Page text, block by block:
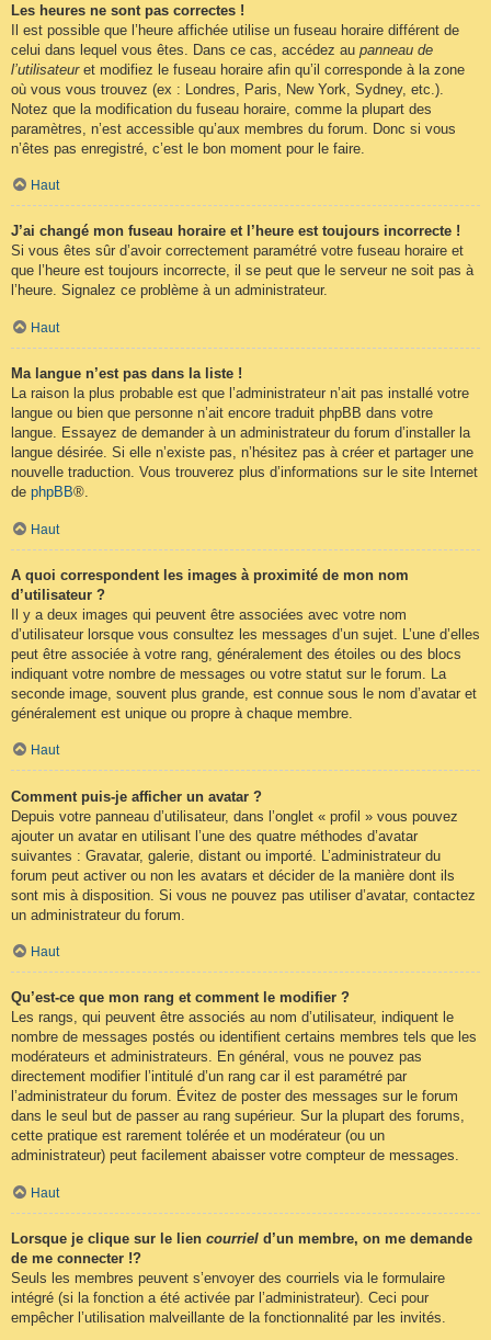
Les heures ne sont pas correctes !
Il est possible que l’heure affichée utilise un fuseau horaire différent de
celui dans lequel vous êtes. Dans ce cas, accédez au panneau de
l’utilisateuret modifiez le fuseau horaire afin qu’il corresponde à la zone
où vous vous trouvez (ex : Londres, Paris, New York, Sydney, etc.).
Notez que la modification du fuseau horaire, comme la plupart des
paramètres, n’est accessible qu’aux membres du forum. Donc si vous
n’êtes pas enregistré, c’est le bon moment pour le faire.
Haut
J’ai changé mon fuseau horaire et l’heure est toujours incorrecte !
Si vous êtes sûr d’avoir correctement paramétré votre fuseau horaire et
que l’heure est toujours incorrecte, il se peut que le serveur ne soit pas à
l’heure. Signalez ce problème à un administrateur.
Haut
Ma langue n’est pas dans la liste !
La raison la plus probable est que l’administrateur n’ait pas installé votre
langue ou bien que personne n’ait encore traduit phpBB dans votre
langue. Essayez de demander à un administrateur du forum d’installer la
langue désirée. Si elle n’existe pas, n’hésitez pas à créer et partager une
nouvelle traduction. Vous trouverez plus d’informations sur le site Internet
de phpBB®.
Haut
A quoi correspondent les images à proximité de mon nom
d’utilisateur ?
Il y a deux images qui peuvent être associées avec votre nom
d’utilisateur lorsque vous consultez les messages d’un sujet. L’une d’elles
peut être associée à votre rang, généralement des étoiles ou des blocs
indiquant votre nombre de messages ou votre statut sur le forum. La
seconde image, souvent plus grande, est connue sous le nom d’avatar et
généralement est unique ou propre à chaque membre.
Haut
Comment puis-je afficher un avatar ?
Depuis votre panneau d’utilisateur, dans l’onglet « profil » vous pouvez
ajouter un avatar en utilisant l’une des quatre méthodes d’avatar
suivantes : Gravatar, galerie, distant ou importé. L’administrateur du
forum peut activer ou non les avatars et décider de la manière dont ils
sont mis à disposition. Si vous ne pouvez pas utiliser d’avatar, contactez
un administrateur du forum.
Haut
Qu’est-ce que mon rang et comment le modifier ?
Les rangs, qui peuvent être associés au nom d’utilisateur, indiquent le
nombre de messages postés ou identifient certains membres tels que les
modérateurs et administrateurs. En général, vous ne pouvez pas
directement modifier l’intitulé d’un rang car il est paramétré par
l’administrateur du forum. Évitez de poster des messages sur le forum
dans le seul but de passer au rang supérieur. Sur la plupart des forums,
cette pratique est rarement tolérée et un modérateur (ou un
administrateur) peut facilement abaisser votre compteur de messages.
Haut
Lorsque je clique sur le lien courriel d’un membre, on me demande
de me connecter !?
Seuls les membres peuvent s’envoyer des courriels via le formulaire
intégré (si la fonction a été activée par l’administrateur). Ceci pour
empêcher l’utilisation malveillante de la fonctionnalité par les invités.